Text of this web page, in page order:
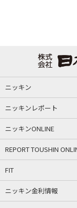
ニッキン
ニッキンレポート
ニッキンONLINE
REPORT TOUSHIN
FIT
ニッキン金利情報